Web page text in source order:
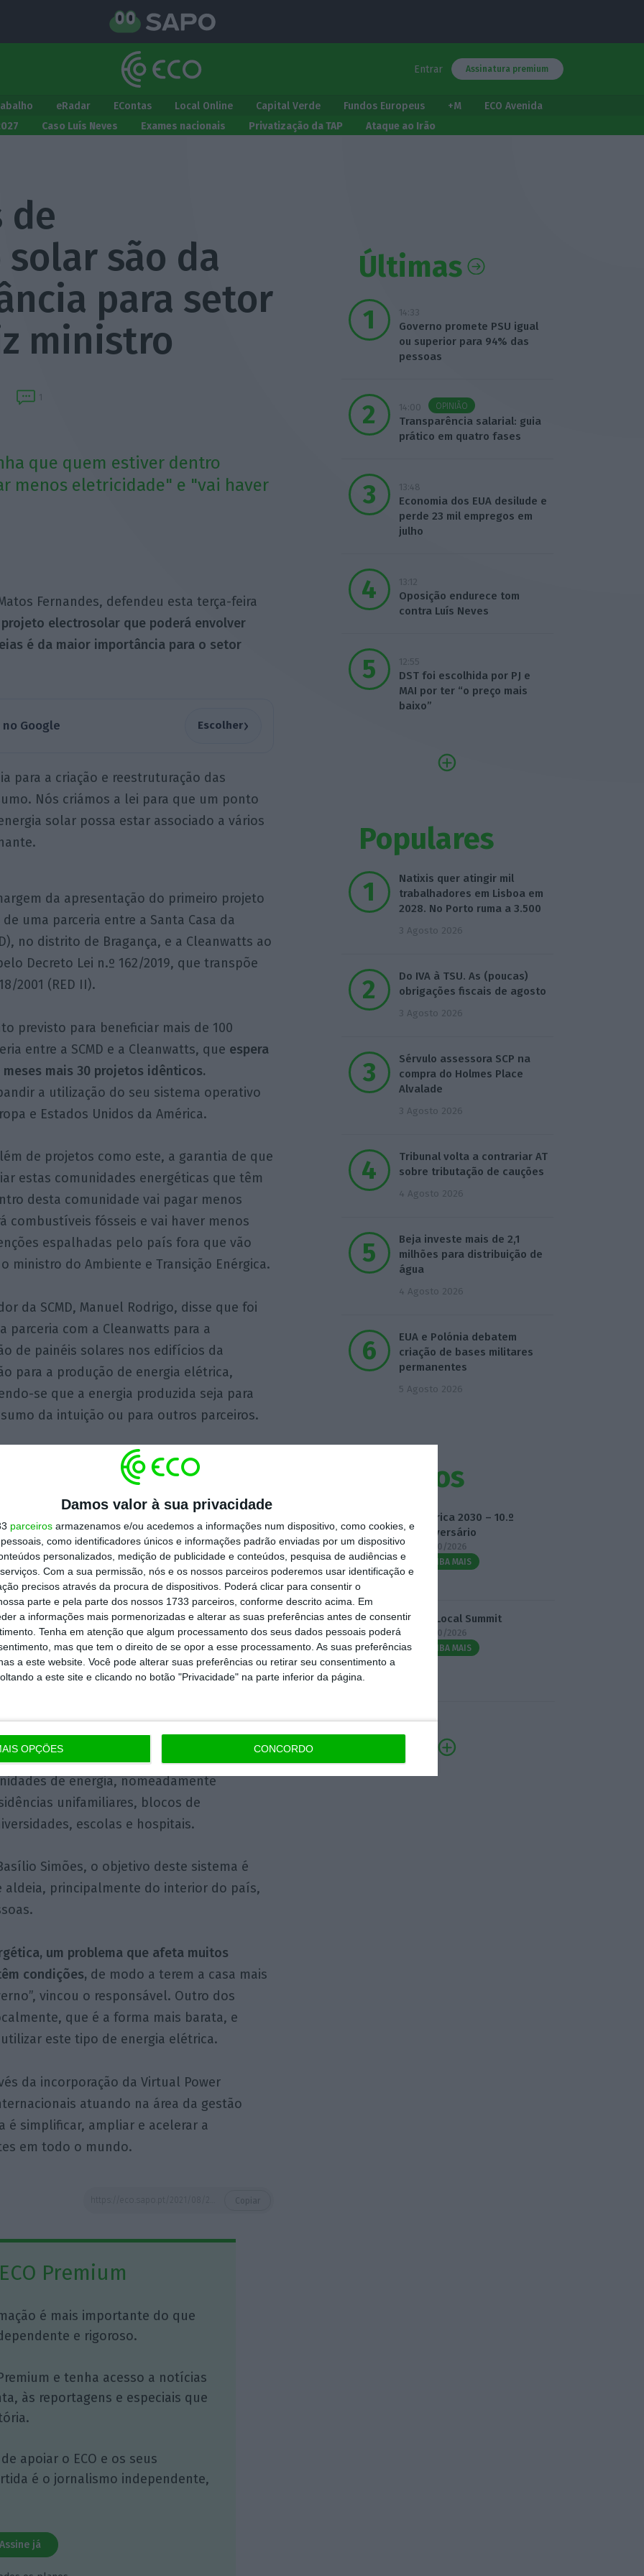
Damos valor à sua privacidade
parceiros armazenamos e/ou acedemos a informações num dispositivo, como cookies, e
como identificadores únicos e informações padrão enviadas por um dispositivo
personalizados, medição de publicidade e conteúdos, pesquisa de audiências e
Com a sua permissão, nós e os nossos parceiros poderemos usar identificação e
precisos através da procura de dispositivos. Poderá clicar para consentir o
parte e pela parte dos nossos 1733 parceiros, conforme descrito acima. Em
a informações mais pormenorizadas e alterar as suas preferências antes de consentir
Tenha em atenção que algum processamento dos seus dados pessoais poderá
mas que tem o direito de se opor a esse processamento. As suas preferências
a este website. Você pode alterar suas preferências ou retirar seu consentimento a
a este site e clicando no botão "Privacidade" na parte inferior da página.
OPÇÕES CONCORDO
Entrar Assinatura premium
eRadar EContas Local Online Capital Verde Fundos Europeus +M
ECO Avenida
Caso Luís Neves Exames nacionais Privatização da TAP Ataque ao Irão
de
são da
para setor
ministro
1
que quem estiver dentro
menos eletricidade" e "vai haver
Fernandes, defendeu esta terça-feira
electrosolar que poderá envolver
é da maior importância para o setor
Google Escolher›
para a criação e reestruturação das
Nós criámos a lei para que um ponto
solar possa estar associado a vários
da apresentação do primeiro projeto
uma parceria entre a Santa Casa da
no distrito de Bragança, e a Cleanwatts ao
Decreto Lei n.º 162/2019, que transpõe
2001 (RED II).
previsto para beneficiar mais de 100
entre a SCMD e a Cleanwatts, que espera
mais 30 projetos idênticos.
a utilização do seu sistema operativo
e Estados Unidos da América.
de projetos como este, a garantia de que
estas comunidades energéticas que têm
desta comunidade vai pagar menos
combustíveis fósseis e vai haver menos
espalhadas pelo país fora que vão
ministro do Ambiente e Transição Enérgica.
da SCMD, Manuel Rodrigo, disse que foi
parceria com a Cleanwatts para a
de painéis solares nos edifícios da
para a produção de energia elétrica,
se que a energia produzida seja para
da intuição ou para outros parceiros.
que a energia que é desperdiçada após ao
instituições como a Câmara Municipal,
da Misericórdia e que possam usufruir
para consumo doméstico ”, explicou o
setor, as comunidades de energia estão
para responder ao desafio de
Carbónica, garantindo preços de
energética. “Na Europa,espera-se que
em comunidades de energia até 2050”,
de forma modular, de modo a
legais e necessidades específicas
de energia, nomeadamente
unifamiliares, blocos de
escolas e hospitais.
Simões, o objetivo deste sistema é
principalmente do interior do país,
um problema que afeta muitos
condições, de modo a terem a casa mais
vincou o responsável. Outro dos
que é a forma mais barata, e
este tipo de energia elétrica.
da incorporação da Virtual Power
atuando na área da gestão
é simplificar, ampliar e acelerar a
em todo o mundo.
Premium
é mais importante do que
e rigoroso.
e tenha acesso a notícias
às reportagens e especiais que
apoiar o ECO e os seus
é o jornalismo independente,
Assine já
Últimas
14:33
Governo promete PSU igual
ou superior para 94% das
pessoas
14:00 OPINIÃO
Transparência salarial: guia
prático em quatro fases
13:48
Economia dos EUA desilude e
perde 23 mil empregos em
julho
13:12
Oposição endurece tom
contra Luís Neves
12:55
DST foi escolhida por PJ e
MAI por ter “o preço mais
baixo”
Populares
Natixis quer atingir mil
trabalhadores em Lisboa em
2028. No Porto ruma a 3.500
3 Agosto 2026
Do IVA à TSU. As (poucas)
obrigações fiscais de agosto
3 Agosto 2026
Sérvulo assessora SCP na
compra do Holmes Place
Alvalade
3 Agosto 2026
Tribunal volta a contrariar AT
sobre tributação de cauções
4 Agosto 2026
Beja investe mais de 2,1
milhões para distribuição de
água
4 Agosto 2026
EUA e Polónia debatem
criação de bases militares
permanentes
5 Agosto 2026
Eventos
Fábrica 2030 – 10.º
Aniversário
14/10/2026
SAIBA MAIS
3.º Local Summit
07/10/2026
SAIBA MAIS